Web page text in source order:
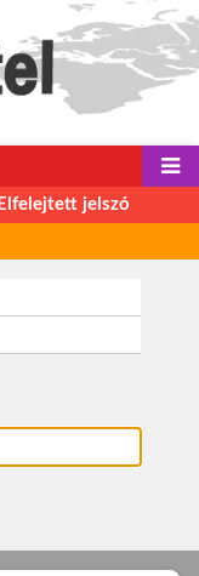
Elfelejtett jelszó